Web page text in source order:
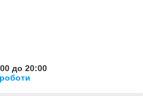
до 20:00